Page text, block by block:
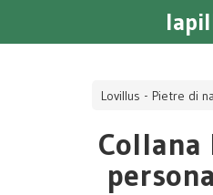
Lovillus - Pietre di